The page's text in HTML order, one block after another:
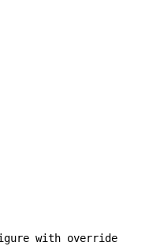
with override